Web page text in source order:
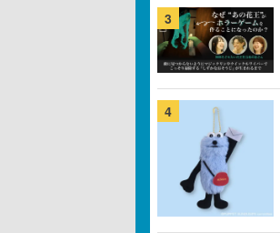
3
4